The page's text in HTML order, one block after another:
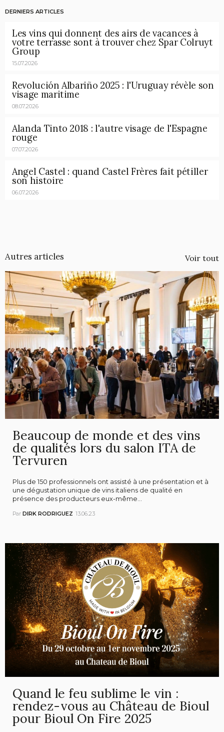
DERNIERS ARTICLES
Les vins qui donnent des airs de vacances à
votre terrasse sont à trouver chez Spar Colruyt
Group
15.07.2026
Revolución Albariño 2025 : l'Uruguay révèle son
visage maritime
08.07.2026
Alanda Tinto 2018 : l'autre visage de l'Espagne
rouge
07.07.2026
Angel Castel : quand Castel Frères fait pétiller
son histoire
06.07.2026
Autres articles Voir tout
Beaucoup de monde et des vins
de qualités lors du salon ITA de
Tervuren
Plus de 150 professionnels ont assisté à une présentation et à
une dégustation unique de vins italiens de qualité en
présence des producteurs eux-même...
Par DIRK RODRIGUEZ 13.06.23
Quand le feu sublime le vin :
rendez-vous au Château de Bioul
pour Bioul On Fire 2025